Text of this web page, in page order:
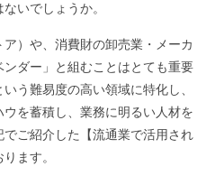
いでしょうか。
）や、消費財の卸売業・メーカ
ダー」と組むことはとても重要
う難易度の高い領域に特化し、
を蓄積し、業務に明るい人材を
ご紹介した【流通業で活用され
ます。